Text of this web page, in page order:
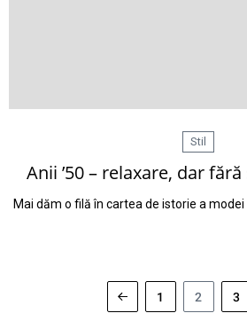
Stil
Anii ’50 – relaxare, dar
Mai dăm o filă în cartea de istorie a modei
1 2 3